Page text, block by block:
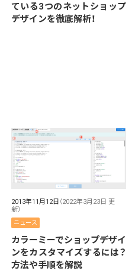
ている3つのネットショップ
デザインを徹底解析！
2013年11月12日 （2022年3月23日 更
新）
ニュース
カラーミーでショップデザイ
ンをカスタマイズするには？
方法や手順を解説